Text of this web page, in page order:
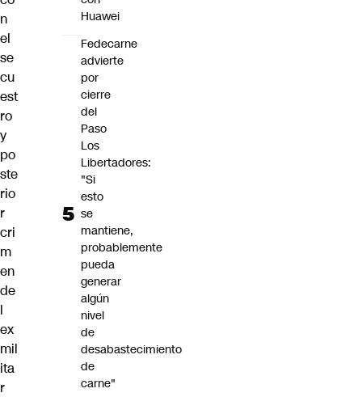
n
el
se
cu
est
ro
y
po
ste
rio
r
cri
m
en
de
l
ex
mil
ita
r
Huawei
Fedecarne
advierte
por
cierre
del
Paso
Los
Libertadores:
"Si
esto
se
mantiene,
probablemente
pueda
generar
algún
nivel
de
desabastecimiento
de
carne"